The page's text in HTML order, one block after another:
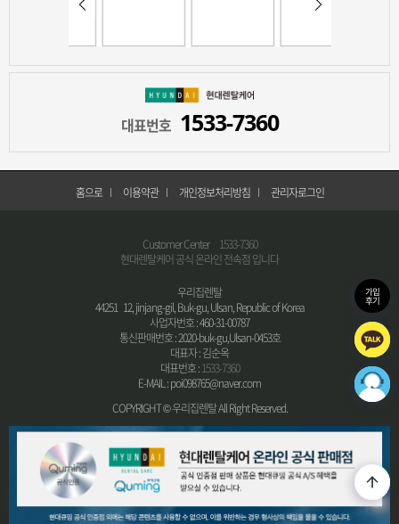
대표번호 1533-7360
홈으로 이용약관 개인정보처리방침 관리자로그인
Customer Center 1533-7360
현대렌탈케어 공식 온라인 전속점 입니다
우리집렌탈
44251 12, jinjang-gil, Buk-gu, Ulsan, Republic of Korea
사업자번호 : 460-31-00787
통신판매번호 : 2020-buk-gu,Ulsan-0453호
대표자 : 김순옥
대표번호 :1533-7360
E-MAIL : poi098765@naver.com
COPYRIGHT © 우리집렌탈 All Right Reserved.
가입
후기